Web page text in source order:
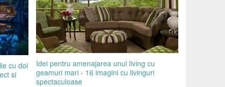
cu doi
si
Idei pentru amenajarea unui living cu
geamuri mari - 16 imagini cu livinguri
spectaculoase